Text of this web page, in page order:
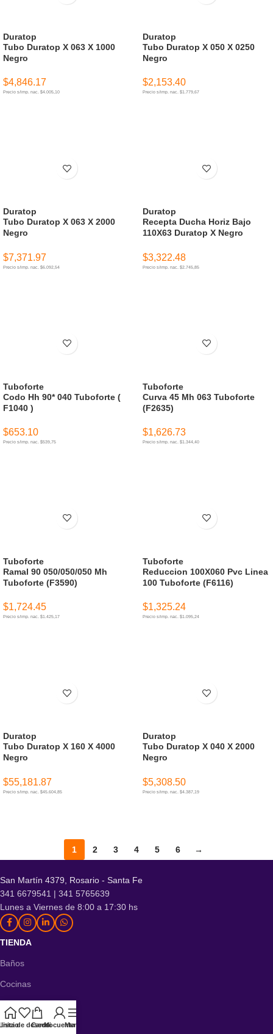
Tubo Duratop X 063 X 1000
Negro
Duratop
$4,846.17
Precio s/imp. nac. $4.005,10
Tubo Duratop X 050 X 0250
Negro
Duratop
$2,153.40
Precio s/imp. nac. $1.779,67
Tubo Duratop X 063 X 2000
Negro
Duratop
$7,371.97
Precio s/imp. nac. $6.092,54
Recepta Ducha Horiz Bajo
110X63 Duratop X Negro
Duratop
$3,322.48
Precio s/imp. nac. $2.745,85
Codo Hh 90* 040 Tuboforte (
F1040 )
Tuboforte
$653.10
Precio s/imp. nac. $539,75
Curva 45 Mh 063 Tuboforte
(F2635)
Tuboforte
$1,626.73
Precio s/imp. nac. $1.344,40
Ramal 90 050/050/050 Mh
Tuboforte (F3590)
Tuboforte
$1,724.45
Precio s/imp. nac. $1.425,17
Reduccion 100X060 Pvc Linea
100 Tuboforte (F6116)
Tuboforte
$1,325.24
Precio s/imp. nac. $1.095,24
Tubo Duratop X 160 X 4000
Negro
Duratop
$55,181.87
Precio s/imp. nac. $45.604,85
Tubo Duratop X 040 X 2000
Negro
Duratop
$5,308.50
Precio s/imp. nac. $4.387,19
1 2 3 4 5 6 →
San Martín 4379, Rosario - Santa Fe
341 6679541 | 341 5765639
Lunes a Viernes de 8:00 a 17:30 hs
TIENDA
Baños
Cocinas
Hogar
Instalaciones
Iniciode deseos
CarritoMi cuenta
Menú